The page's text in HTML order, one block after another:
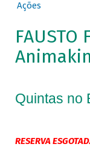
Ações
FAUSTO
Quintas no
RESERVA